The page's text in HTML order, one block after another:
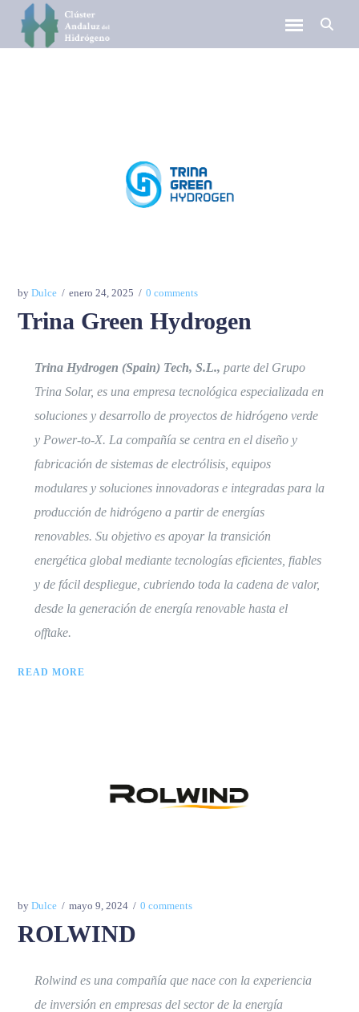
byDulce enero 24, 2025 0 comments
Trina Green Hydrogen
Trina Hydrogen (Spain) Tech, S.L., parte del Grupo
Trina Solar, es una empresa tecnológica especializada en
soluciones y desarrollo de proyectos de hidrógeno verde
y Power-to-X. La compañía se centra en el diseño y
fabricación de sistemas de electrólisis, equipos
modulares y soluciones innovadoras e integradas para la
producción de hidrógeno a partir de energías
renovables. Su objetivo es apoyar la transición
energética global mediante tecnologías eficientes, fiables
y de fácil despliegue, cubriendo toda la cadena de valor,
desde la generación de energía renovable hasta el
offtake.
READ MORE
byDulce mayo 9, 2024 0 comments
ROLWIND
Rolwind es una compañía que nace con la experiencia
de inversión en empresas del sector de la energía